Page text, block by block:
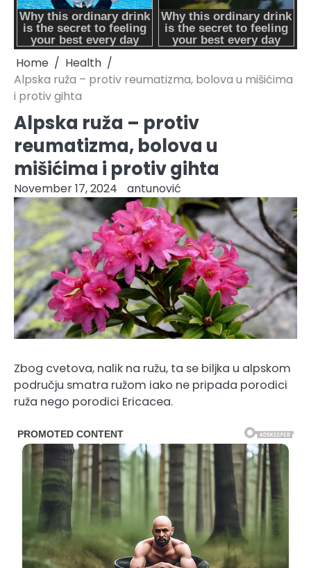
Home
Health
Alpska ruža – protiv reumatizma, bolova u mišićima
i protiv gihta
Alpska ruža – protiv
reumatizma, bolova u
mišićima i protiv gihta
November 17, 2024 antunović
Zbog cvetova, nalik na ružu, ta se biljka u alpskom
području smatra ružom iako ne pripada porodici
ruža nego porodici Ericacea.